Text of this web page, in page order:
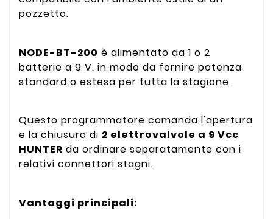
pozzetto.
NODE-BT-200 è alimentato da 1 o 2
batterie a 9 V. in modo da fornire potenza
standard o estesa per tutta la stagione.
Questo programmatore comanda l'apertura
e la chiusura di 2 elettrovalvole a 9 Vcc
HUNTER da ordinare separatamente con i
relativi connettori stagni.
Vantaggi principali: